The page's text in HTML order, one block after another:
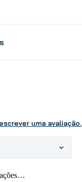
uma avaliação.